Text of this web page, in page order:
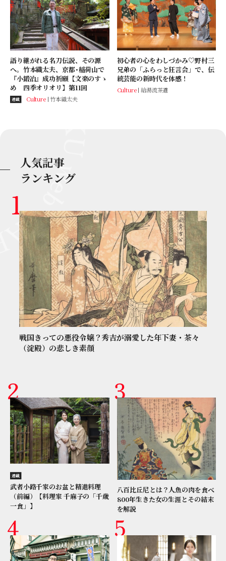
語り継がれる名刀伝説、その源
へ。竹本織太夫、京都･稲荷山で
『小鍛冶』成功祈願【文楽のすゝ
め 四季オリオリ】第11回
連載 Culture 竹本織太夫
初心者の心をわしづかみ♡野村三
兄弟の「ふらっと狂言会」で、伝
統芸能の新時代を体感！
Culture 給湯流茶道
人気記事
ランキング
戦国きっての悪役令嬢？秀吉が溺愛した年下妻・茶々
（淀殿）の悲しき素顔
連載
武者小路千家のお盆と精進料理
（前編）【料理家 千麻子の「千歳
一食」】
八百比丘尼とは？人魚の肉を食べ
800年生きた女の生涯とその結末
を解説